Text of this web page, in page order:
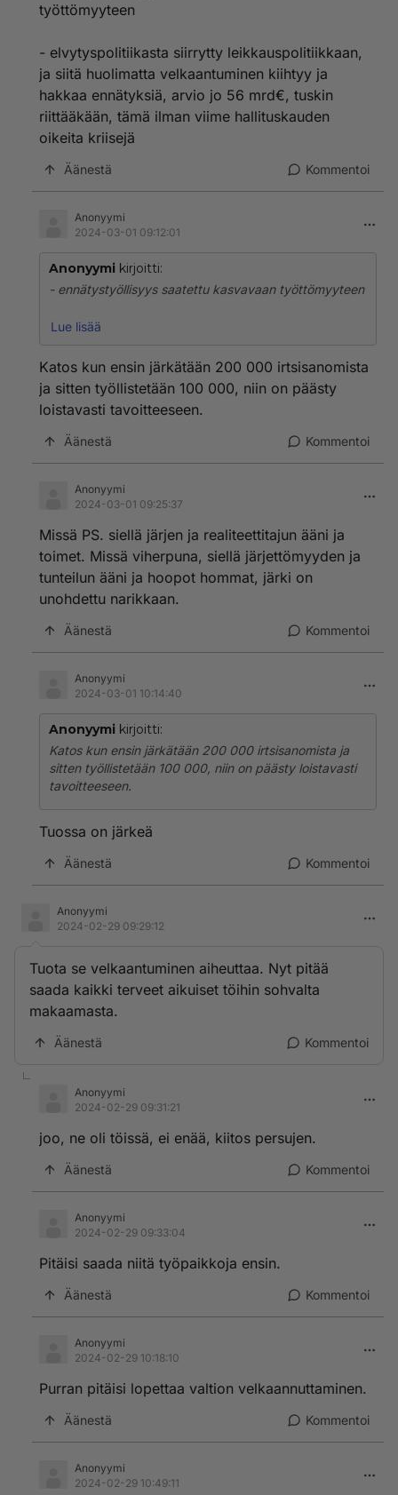
työttömyyteen
- elvytyspolitiikasta siirrytty leikkauspolitiikkaan,
ja siitä huolimatta velkaantuminen kiihtyy ja
hakkaa ennätyksiä, arvio jo 56 mrd€, tuskin
riittääkään, tämä ilman viime hallituskauden
oikeita kriisejä
Äänestä Kommentoi
Anonyymi
2024-03-01 09:12:01
Anonyymi kirjoitti:
- ennätystyöllisyys saatettu kasvavaan työttömyyteen
- elvytyspolitiikasta siirrytty leikkauspolitiikkaan, ja
ennätyksiä, arvio jo 56 mrd€, tuskin riittääkään, tämä
ilman viime hallituskauden oikeita kriisejä
Lue lisää
Katos kun ensin järkätään 200 000 irtsisanomista
ja sitten työllistetään 100 000, niin on päästy
loistavasti tavoitteeseen.
Äänestä Kommentoi
Anonyymi
2024-03-01 09:25:37
Missä PS. siellä järjen ja realiteettitajun ääni ja
toimet. Missä viherpuna, siellä järjettömyyden ja
tunteilun ääni ja hoopot hommat, järki on
unohdettu narikkaan.
Äänestä Kommentoi
Anonyymi
2024-03-01 10:14:40
Anonyymi kirjoitti:
Katos kun ensin järkätään 200 000 irtsisanomista ja
sitten työllistetään 100 000, niin on päästy loistavasti
tavoitteeseen.
Tuossa on järkeä
Äänestä Kommentoi
Anonyymi
2024-02-29 09:29:12
Tuota se velkaantuminen aiheuttaa. Nyt pitää
saada kaikki terveet aikuiset töihin sohvalta
makaamasta.
Äänestä Kommentoi
Anonyymi
2024-02-29 09:31:21
joo, ne oli töissä, ei enää, kiitos persujen.
Äänestä Kommentoi
Anonyymi
2024-02-29 09:33:04
Pitäisi saada niitä työpaikkoja ensin.
Äänestä Kommentoi
Anonyymi
2024-02-29 10:18:10
Purran pitäisi lopettaa valtion velkaannuttaminen.
Äänestä Kommentoi
Anonyymi
2024-02-29 10:49:11